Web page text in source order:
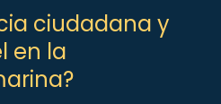
ciudadana y
en la